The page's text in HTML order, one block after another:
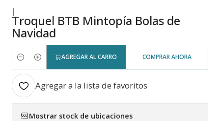
|
Troquel BTB Mintopía Bolas de
Navidad
Cantidad
AGREGAR AL CARRO COMPRAR AHORA
Agregar a la lista de favoritos
Mostrar stock de ubicaciones